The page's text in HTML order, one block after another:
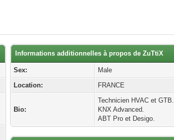
Informations additionnelles à propos de ZuTtiX
Sex:
Male
Location:
FRANCE
Bio:
Technicien HVAC et GTB.
KNX Advanced.
ABT Pro et Desigo.